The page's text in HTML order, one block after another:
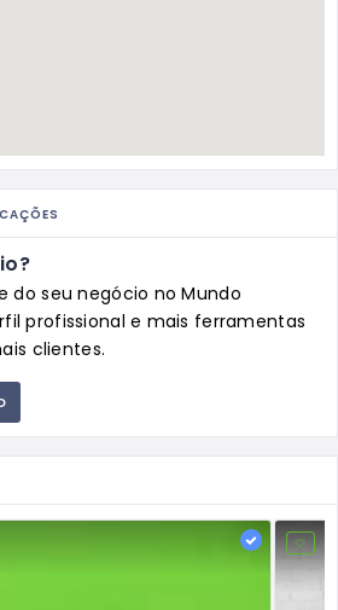
do seu negócio no Mundo
profissional e mais ferramentas
clientes.